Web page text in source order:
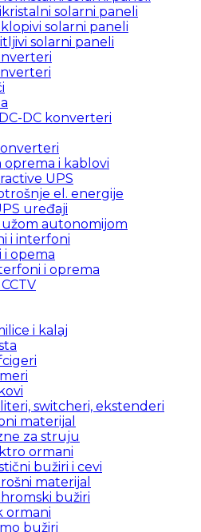
solarni paneli
solarni paneli
solarni paneli
DC konverteri
oprema i kablovi
UPS
el. energije
uređaji
autonomijom
i interfoni
opema
i oprema
i kalaj
switcheri, ekstenderi
materijal
za struju
ormani
bužiri i cevi
materijal
bužiri
ormani
bužiri